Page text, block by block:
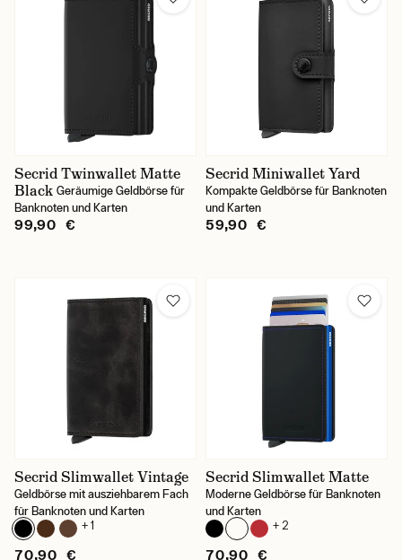
Secrid Twinwallet Matte
Black Geräumige Geldbörse für
Banknoten und Karten
99,90 €
Secrid Miniwallet Yard
Kompakte Geldbörse für Banknoten
und Karten
59,90 €
Secrid Slimwallet Vintage
Geldbörse mit ausziehbarem Fach
für Banknoten und Karten
+ 1
70,90 €
Secrid Slimwallet Matte
Moderne Geldbörse für Banknoten
und Karten
+ 2
70,90 €